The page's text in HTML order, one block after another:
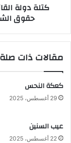
ضد
كتلة دولة
حقوق
مقالات ذات صلة
كعكة النحس
29 أغسطس، 2025
عيب السنين
22 أغسطس، 2025